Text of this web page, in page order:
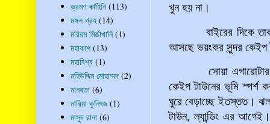
খুন হয় না।
বাইরের দিকে
আসছে ভয়ংকর সুন্দর কেইপ
সোয়া এগারোটার
কেইপ টাউনের ভূমি স্পর্শ
ঘুরে বেড়াচ্ছে ইতস্তত।
টাউন, ল্যান্ডিং এর
ভ্রমণ কাহিনি (113)
মঙ্গল গ্রহ (14)
মরিয়ম মির্জাখানি (1)
মহাকাশ (13)
মহাবিশ্ব (1)
মহিউদ্দিন মোহাম্মদ (2)
মানবতা (6)
মারিয়া কুনিৎজ (1)
মাসুদ রানা (6)